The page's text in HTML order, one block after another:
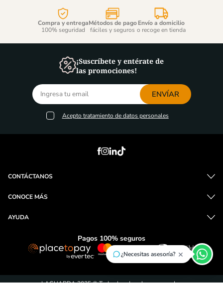
¿Necesitas asesoría? ×
Compra y entrega
100% seguridad
Métodos de pago
fáciles y seguros
Envío a domicilio
o recoge en tienda
¡Suscríbete y entérate de
las promociones!
ENVÍAR
Acepto tratamiento de datos personales
CONTÁCTANOS
CONOCE MÁS
AYUDA
Pagos 100% seguros
LAGUARDA 2025 © Todos los derechos reservados